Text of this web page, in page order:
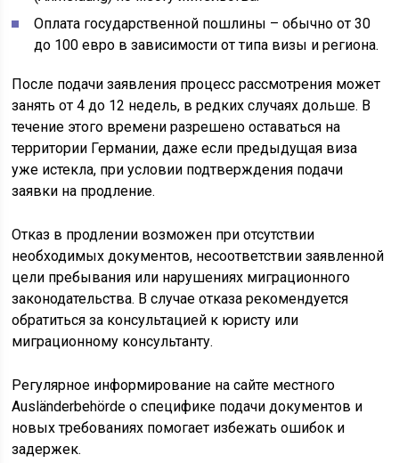
Оплата государственной пошлины – обычно от 30
до 100 евро в зависимости от типа визы и региона.
После подачи заявления процесс рассмотрения может
занять от 4 до 12 недель, в редких случаях дольше. В
течение этого времени разрешено оставаться на
территории Германии, даже если предыдущая виза
уже истекла, при условии подтверждения подачи
заявки на продление.
Отказ в продлении возможен при отсутствии
необходимых документов, несоответствии заявленной
цели пребывания или нарушениях миграционного
законодательства. В случае отказа рекомендуется
обратиться за консультацией к юристу или
миграционному консультанту.
Регулярное информирование на сайте местного
Ausländerbehörde о специфике подачи документов и
новых требованиях помогает избежать ошибок и
задержек.